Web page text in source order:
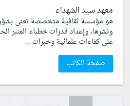
معهد سيد الشهداء
هو مؤسسة ثقافية متخصصة تعنى
ونشرها، وإعداد قدرات خطباء المنبر
على كفاءات علمائية وخبرات ...
صفحة الكاتب